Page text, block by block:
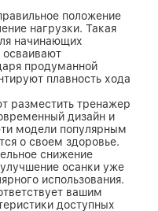
положение
нагрузки. Такая
начинающих
осваивают
продуманной
плавность хода
разместить тренажер
дизайн и
модели популярным
о своем здоровье.
снижение
осанки уже
использования.
вашим
доступных